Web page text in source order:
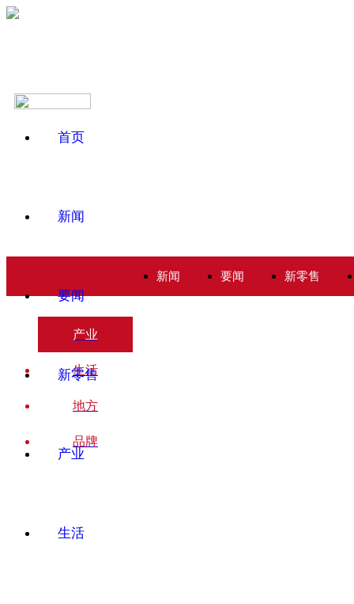
首页
新闻
要闻
新零售
产业
生活
新闻 要闻 新零售
产业
生活
地方
品牌